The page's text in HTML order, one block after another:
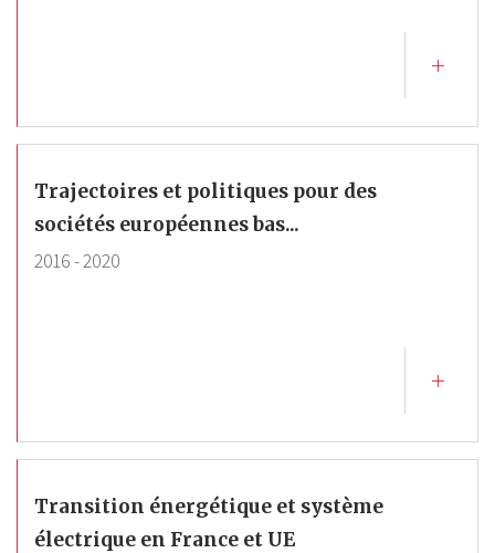
Trajectoires et politiques pour des
sociétés européennes bas...
2016-2020
Transition énergétique et système
électrique en France et UE